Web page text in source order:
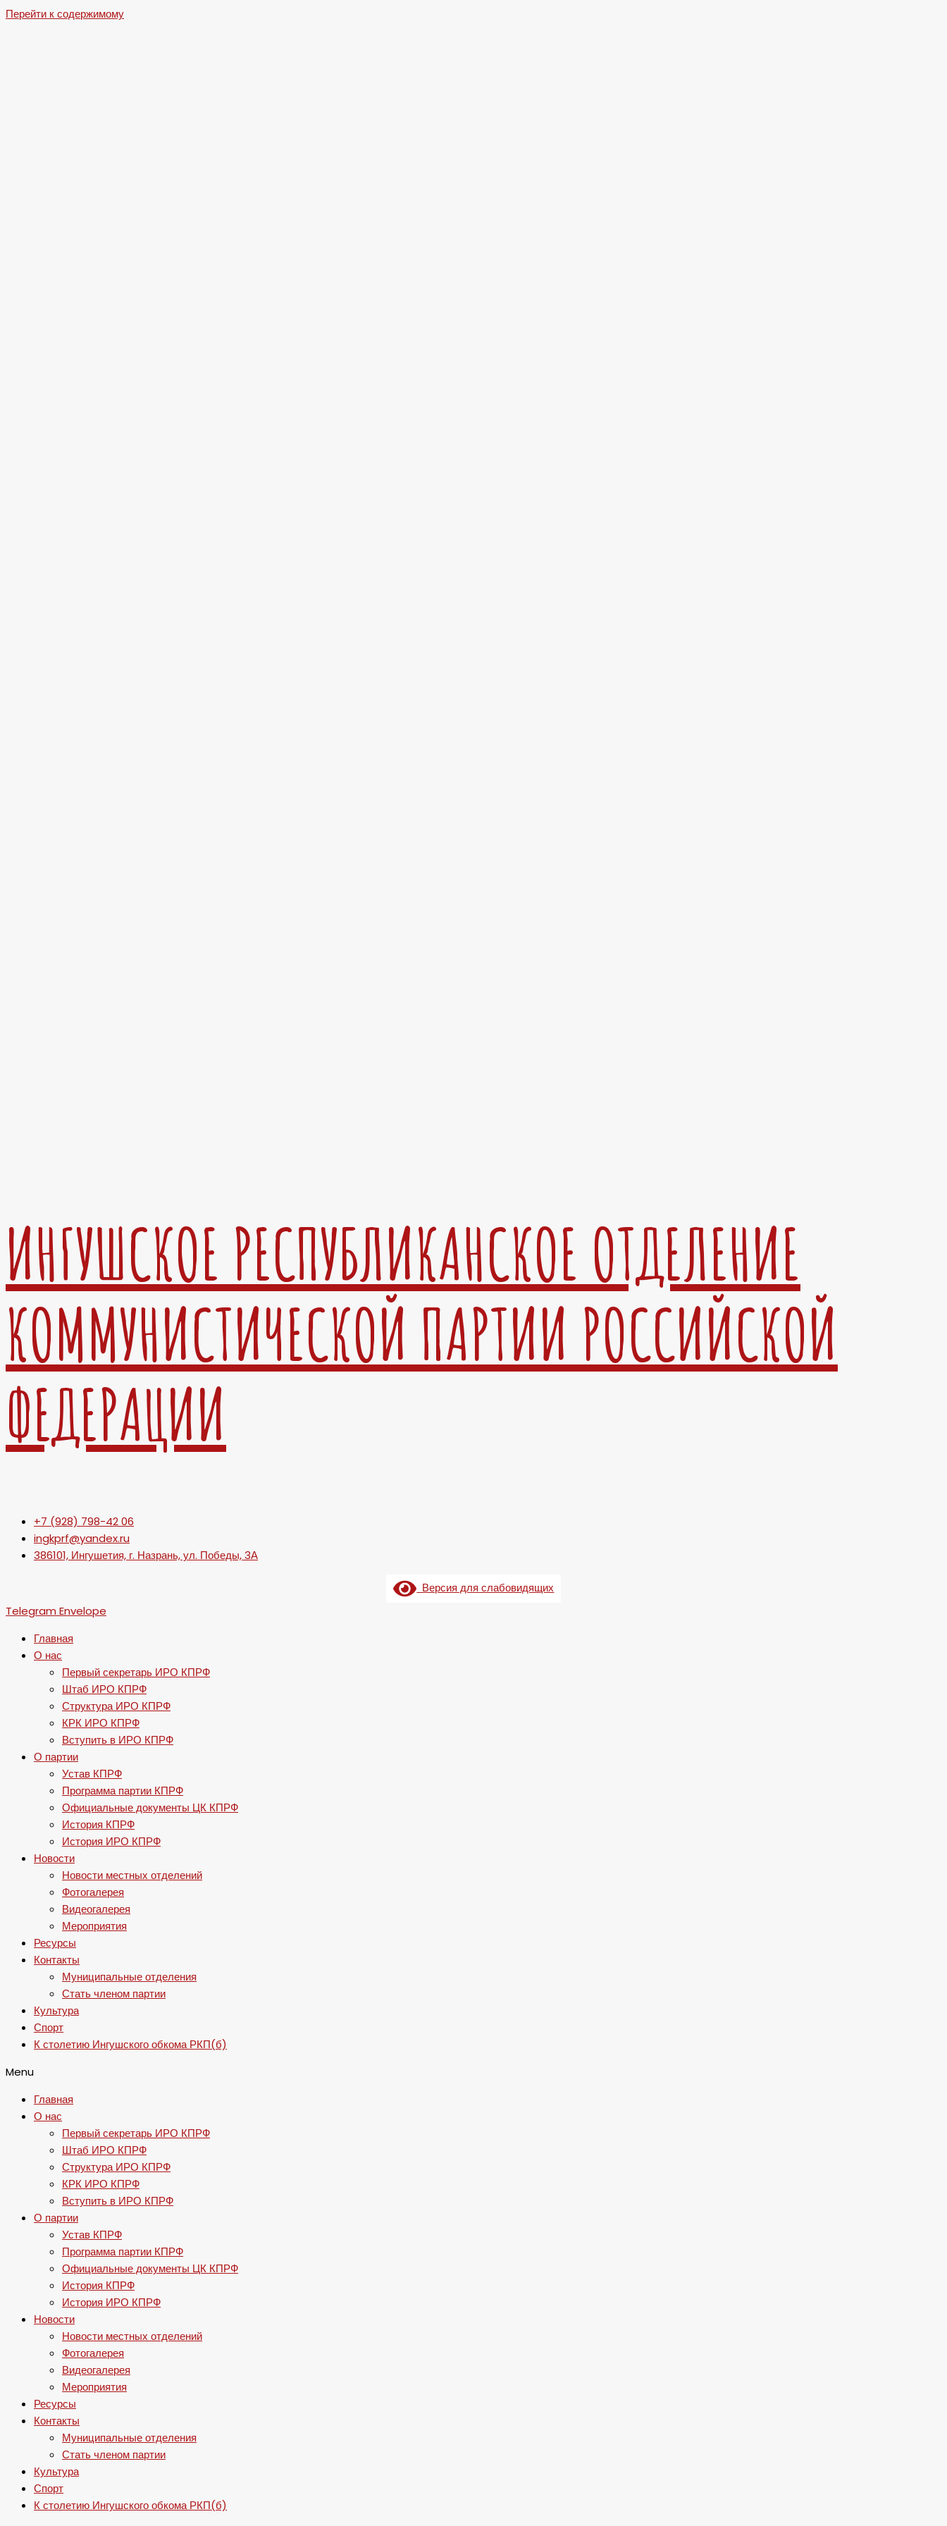
Перейти к содержимому
ИНГУШСКОЕ РЕСПУБЛИКАНСКОЕ ОТДЕЛЕНИЕ
КОММУНИСТИЧЕСКОЙ ПАРТИИ РОССИЙСКОЙ
ФЕДЕРАЦИИ
+7 (928) 798-42 06
ingkprf@yandex.ru
386101, Ингушетия, г. Назрань, ул. Победы, 3А
Версия для слабовидящих
Telegram Envelope
Главная
О нас
Первый секретарь ИРО КПРФ
Штаб ИРО КПРФ
Структура ИРО КПРФ
КРК ИРО КПРФ
Вступить в ИРО КПРФ
О партии
Устав КПРФ
Программа партии КПРФ
Официальные документы ЦК КПРФ
История КПРФ
История ИРО КПРФ
Новости
Новости местных отделений
Фотогалерея
Видеогалерея
Мероприятия
Ресурсы
Контакты
Муниципальные отделения
Стать членом партии
Культура
Спорт
К столетию Ингушского обкома РКП(б)
Menu
Главная
О нас
Первый секретарь ИРО КПРФ
Штаб ИРО КПРФ
Структура ИРО КПРФ
КРК ИРО КПРФ
Вступить в ИРО КПРФ
О партии
Устав КПРФ
Программа партии КПРФ
Официальные документы ЦК КПРФ
История КПРФ
История ИРО КПРФ
Новости
Новости местных отделений
Фотогалерея
Видеогалерея
Мероприятия
Ресурсы
Контакты
Муниципальные отделения
Стать членом партии
Культура
Спорт
К столетию Ингушского обкома РКП(б)